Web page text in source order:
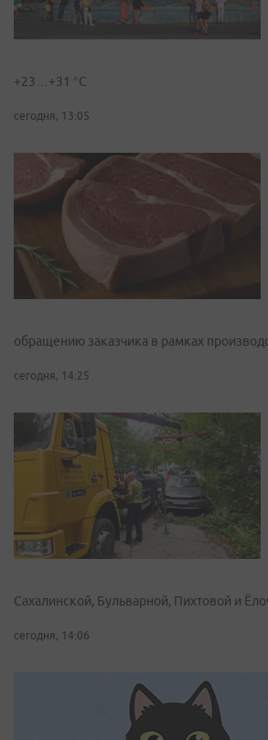
+23…+31 °C
сегодня, 13:05
обращению заказчика в рамках
сегодня, 14:25
Сахалинской, Бульварной, Пихтовой и
сегодня, 14:06